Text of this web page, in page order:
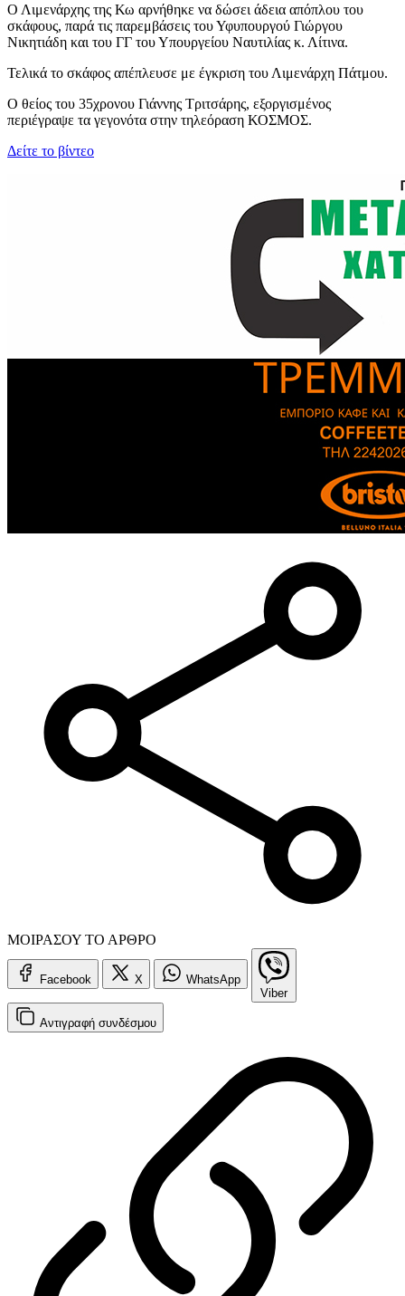
Ο Λιμενάρχης της Κω αρνήθηκε να δώσει άδεια απόπλου του
σκάφους, παρά τις παρεμβάσεις του Υφυπουργού Γιώργου
Νικητιάδη και του ΓΓ του Υπουργείου Ναυτιλίας κ. Λίτινα.
Τελικά το σκάφος απέπλευσε με έγκριση του Λιμενάρχη Πάτμου.
Ο θείος του 35χρονου Γιάννης Τριτσάρης, εξοργισμένος
περιέγραψε τα γεγονότα στην τηλεόραση ΚΟΣΜΟΣ.
Δείτε το βίντεο
ΜΟΙΡΑΣΟΥ ΤΟ ΑΡΘΡΟ
Facebook X
WhatsApp
Viber
Αντιγραφή συνδέσμου